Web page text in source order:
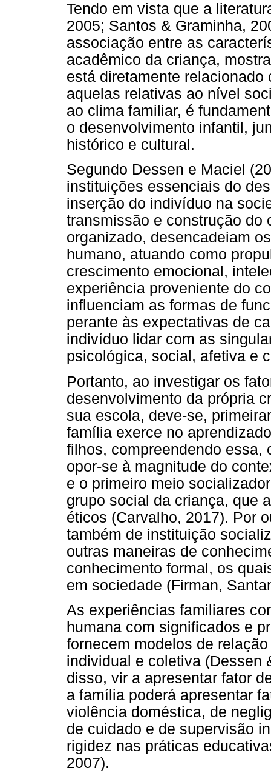
Tendo em vista que a
2005; Santos & Graminha,
associação entre as
acadêmico da criança,
está diretamente
aquelas relativas ao nível
ao clima familiar, é
o desenvolvimento infantil,
histórico e cultural.
Segundo Dessen e Maciel
instituições essenciais do
inserção do indivíduo na
transmissão e construção do
organizado, desencadeiam
humano, atuando como
crescimento emocional,
experiência proveniente do
influenciam as formas de
perante às expectativas de
indivíduo lidar com as
psicológica, social, afetiva e
Portanto, ao investigar os
desenvolvimento da própria
sua escola, deve-se,
família exerce no
filhos, compreendendo essa,
opor-se à magnitude do
e o primeiro meio
grupo social da criança, que
éticos (Carvalho, 2017). Por
também de instituição
outras maneiras de
conhecimento formal, os
em sociedade (Firman,
As experiências familiares
humana com significados e
fornecem modelos de
individual e coletiva (Dessen
disso, vir a apresentar fator
a família poderá apresentar
violência doméstica, de
de cuidado e de supervisão
rigidez nas práticas
2007).